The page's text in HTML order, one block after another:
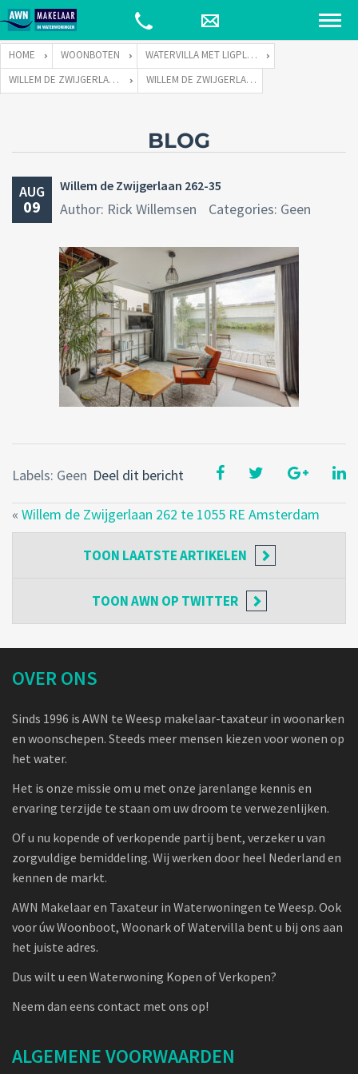
HOME WOONBOTEN
WATERVILLA MET LIGPLAATS
WILLEM DE ZWIJGERLAAN 262 TE 1055 RE AMSTERDAM
WILLEM DE ZWIJGERLAAN 262-35
BLOG
AUG
09
Willem de Zwijgerlaan 262-35
Author: Rick Willemsen Categories: Geen
Deel dit bericht
Labels: Geen
« Willem de Zwijgerlaan 262 te 1055 RE Amsterdam
TOON LAATSTE ARTIKELEN
TOONAWN OP TWITTER
OVER ONS
Sinds 1996 is AWN te Weesp makelaar-taxateur in woonarken
en woonschepen. Steeds meer mensen kiezen voor wonen op
het water.
Het is onze missie om u met onze jarenlange kennis en
ervaring terzijde te staan om uw droom te verwezenlijken.
Of u nu kopende of verkopende partij bent, verzeker u van
zorgvuldige bemiddeling. Wij werken door heel Nederland en
kennen de markt.
AWN Makelaar en Taxateur in Waterwoningen te Weesp. Ook
voor úw Woonboot, Woonark of Watervilla bent u bij ons aan
het juiste adres.
Dus wilt u een Waterwoning Kopen of Verkopen?
Neem dan eens contact met ons op!
ALGEMENE VOORWAARDEN